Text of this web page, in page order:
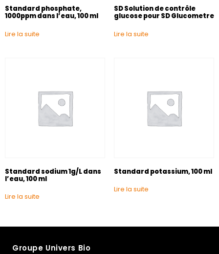
Standard phosphate,
1000ppm dans l’eau, 100 ml
Lire la suite
SD Solution de contrôle
glucose pour SD Glucometre
Lire la suite
Standard sodium 1g/L dans
l’eau, 100 ml
Lire la suite
Standard potassium, 100 ml
Lire la suite
Groupe Univers Bio